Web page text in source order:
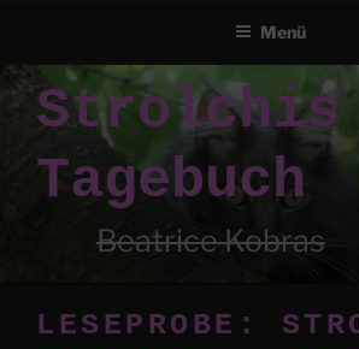
Zum
Inhalt
springenStrolchis
Tagebuch
Beatrice Kobras
Menü
LESEPROBE: